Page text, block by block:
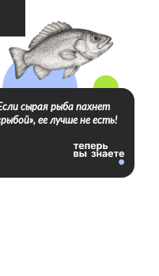
сырая рыба пахнет
ее лучше не есть!